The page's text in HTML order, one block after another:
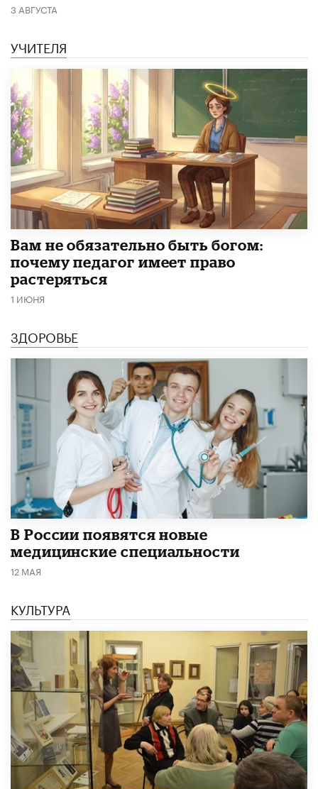
3 АВГУСТА
УЧИТЕЛЯ
​Вам не обязательно быть богом:
почему педагог имеет право
растеряться
1 ИЮНЯ
ЗДОРОВЬЕ
В России появятся новые
медицинские специальности
12 МАЯ
КУЛЬТУРА